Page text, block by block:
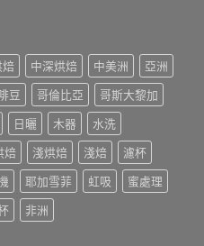
焙 中深烘焙 中美洲
亞洲
豆 哥倫比亞
哥斯大黎加
日曬 木器
水洗
焙 淺烘焙 淺焙
濾杯
耶加雪菲 虹吸
蜜處理
非洲